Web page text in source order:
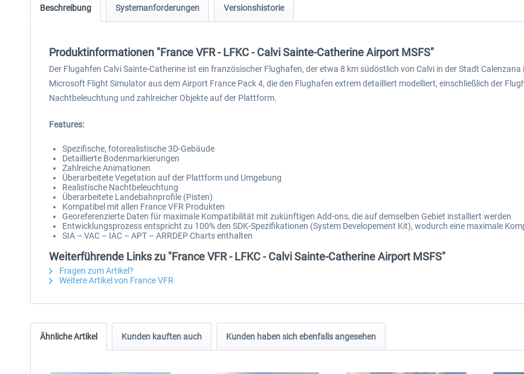
Beschreibung Systemanforderungen Versionshistorie
Produktinformationen "France VFR - LFKC - Calvi Sainte-Catherine Airport MSFS"
Der Flugahfen Calvi Sainte-Catherine ist ein französischer Flughafen, der etwa 8 km südöstlich von Calvi in der Stadt
Microsoft Flight Simulator aus dem Airport France Pack 4, die den Flughafen extrem detailliert modelliert, einschließlich der
Nachtbeleuchtung und zahlreicher Objekte auf der Plattform.
Features:
Spezifische, fotorealistische 3D-Gebäude
Detaillierte Bodenmarkierungen
Zahlreiche Animationen
Überarbeitete Vegetation auf der Plattform und Umgebung
Realistische Nachtbeleuchtung
Überarbeitete Landebahnprofile (Pisten)
Kompatibel mit allen France VFR Produkten
Georeferenzierte Daten für maximale Kompatibilität mit zukünftigen Add-ons, die auf demselben Gebiet installiert werden
Entwicklungsprozess entspricht zu 100% den SDK-Spezifikationen (System Developement Kit), wodurch eine maximale
SIA – VAC – IAC – APT – ARRDEP Charts enthalten
Weiterführende Links zu "France VFR - LFKC - Calvi Sainte-Catherine Airport MSFS"
Fragen zum Artikel?
Weitere Artikel von France VFR
Ähnliche Artikel Kunden kauften auch Kunden haben sich ebenfalls angesehen